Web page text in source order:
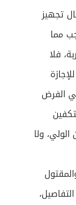
تجهيز
مما
فلا
الفرض
ولا